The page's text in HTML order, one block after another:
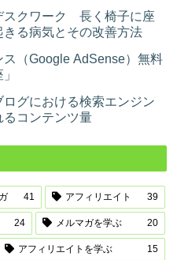
スクワーク 長く椅子に座
きる病気とその改善方法
ス（Google AdSense）無料
ログにおける検索エンジン
るコンテンツ量
41 アフィリエイト 39
24 メルマガを学ぶ 20
アフィリエイトを学ぶ 15